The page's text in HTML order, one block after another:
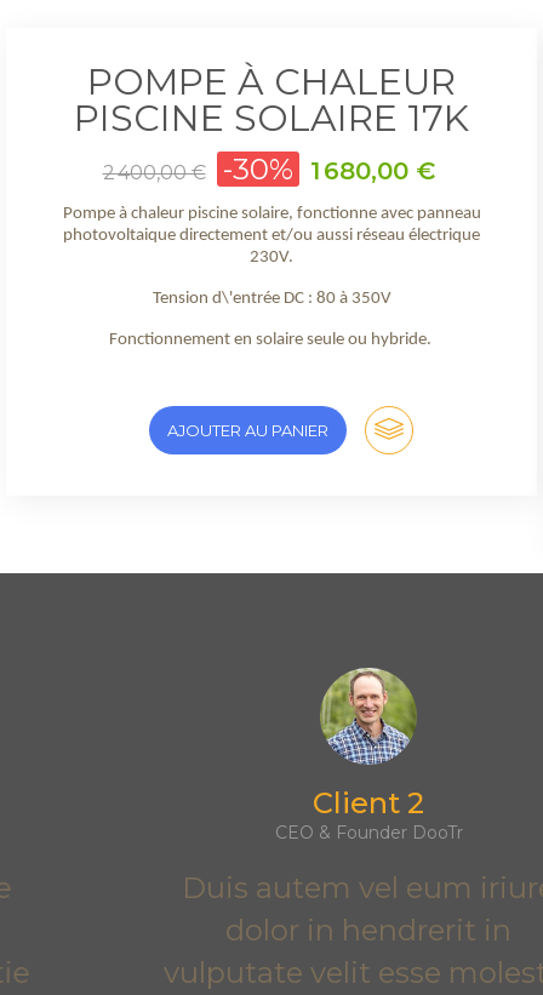
POMPE À CHALEUR
PISCINE SOLAIRE 17K
Prix
de
2 400,00 € -30% Prix
1 680,00 €
Pompe à chaleur piscine solaire, fonctionne avec panneau
photovoltaique directement et/ou aussi réseau électrique
230V.
Tension d\'entrée DC : 80 à 350V
Fonctionnement en solaire seule ou hybride.
AJOUTER AU PANIER
Client 2
CEO & Founder DooTr
Duis autem vel eum iriure
dolor in hendrerit in
vulputate velit esse molestie